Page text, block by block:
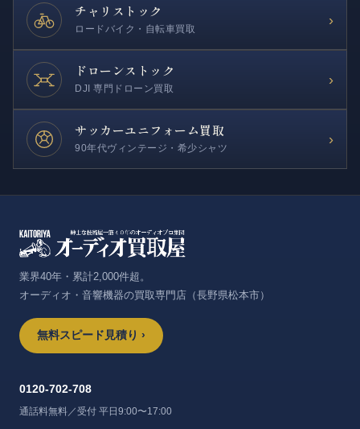
チャリストック
ロードバイク・自転車買取
›
ドローンストック
DJI 専門ドローン買取
›
サッカーユニフォーム買取
90年代ヴィンテージ・希少シャツ
›
業界40年・累計2,000件超。
オーディオ・音響機器の買取専門店（長野県松本市）
無料スピード見積り ›
0120-702-708
通話料無料／受付 平日9:00〜17:00